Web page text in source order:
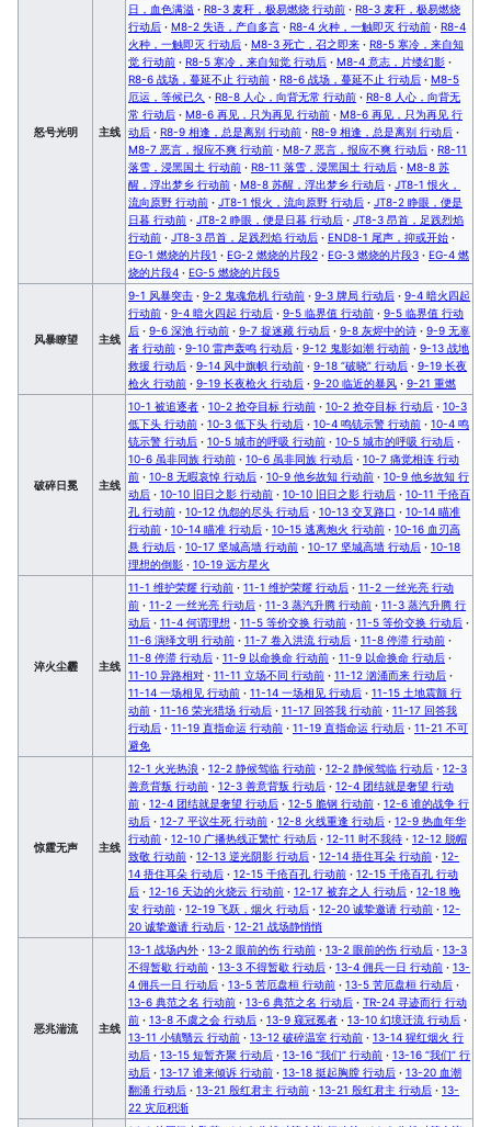
怒号光明 主线
日，血色满溢 · R8-3 麦秆，极易燃烧 行动前 · R8-3 麦秆，极易燃烧
行动后 · M8-2 失语，产自多言 · R8-4 火种，一触即灭 行动前 · R8-4
火种，一触即灭 行动后 · M8-3 死亡，召之即来 · R8-5 寒冷，来自知
觉 行动前 · R8-5 寒冷，来自知觉 行动后 · M8-4 意志，片缕幻影 ·
R8-6 战场，蔓延不止 行动前 · R8-6 战场，蔓延不止 行动后 · M8-5
厄运，等候已久 · R8-8 人心，向背无常 行动前 · R8-8 人心，向背无
常 行动后 · M8-6 再见，只为再见 行动前 · M8-6 再见，只为再见 行
动后 · R8-9 相逢，总是离别 行动前 · R8-9 相逢，总是离别 行动后 ·
M8-7 恶言，报应不爽 行动前 · M8-7 恶言，报应不爽 行动后 · R8-11
落雪，浸黑国土 行动前 · R8-11 落雪，浸黑国土 行动后 · M8-8 苏
醒，浮出梦乡 行动前 · M8-8 苏醒，浮出梦乡 行动后 · JT8-1 恨火，
流向原野 行动前 · JT8-1 恨火，流向原野 行动后 · JT8-2 睁眼，便是
日暮 行动前 · JT8-2 睁眼，便是日暮 行动后 · JT8-3 昂首，足践烈焰
行动前 · JT8-3 昂首，足践烈焰 行动后 · END8-1 尾声，抑或开始 ·
EG-1 燃烧的片段1 · EG-2 燃烧的片段2 · EG-3 燃烧的片段3 · EG-4 燃
烧的片段4 · EG-5 燃烧的片段5
风暴瞭望 主线
9-1 风暴突击 · 9-2 鬼魂危机 行动前 · 9-3 牌局 行动后 · 9-4 暗火四起
行动前 · 9-4 暗火四起 行动后 · 9-5 临界值 行动前 · 9-5 临界值 行动
后 · 9-6 深池 行动前 · 9-7 捉迷藏 行动后 · 9-8 灰烬中的诗 · 9-9 无辜
者 行动前 · 9-10 雷声轰鸣 行动后 · 9-12 鬼影如潮 行动前 · 9-13 战地
救援 行动后 · 9-14 风中旗帜 行动前 · 9-18 “破晓” 行动后 · 9-19 长夜
枪火 行动前 · 9-19 长夜枪火 行动后 · 9-20 临近的暴风 · 9-21 重燃
破碎日冕 主线
10-1 被追逐者 · 10-2 抢夺目标 行动前 · 10-2 抢夺目标 行动后 · 10-3
低下头 行动前 · 10-3 低下头 行动后 · 10-4 鸣铳示警 行动前 · 10-4 鸣
铳示警 行动后 · 10-5 城市的呼吸 行动前 · 10-5 城市的呼吸 行动后 ·
10-6 虽非同族 行动前 · 10-6 虽非同族 行动后 · 10-7 痛觉相连 行动
前 · 10-8 无暇哀悼 行动后 · 10-9 他乡故知 行动前 · 10-9 他乡故知 行
动后 · 10-10 旧日之影 行动前 · 10-10 旧日之影 行动后 · 10-11 千疮百
孔 行动前 · 10-12 仇怨的尽头 行动后 · 10-13 交叉路口 · 10-14 瞄准
行动前 · 10-14 瞄准 行动后 · 10-15 逃离炮火 行动前 · 10-16 血刃高
悬 行动后 · 10-17 坚城高墙 行动前 · 10-17 坚城高墙 行动后 · 10-18
理想的倒影 · 10-19 远方星火
淬火尘霾 主线
11-1 维护荣耀 行动前 · 11-1 维护荣耀 行动后 · 11-2 一丝光亮 行动
前 · 11-2 一丝光亮 行动后 · 11-3 蒸汽升腾 行动前 · 11-3 蒸汽升腾 行
动后 · 11-4 何谓理想 · 11-5 等价交换 行动前 · 11-5 等价交换 行动后 ·
11-6 演绎文明 行动前 · 11-7 卷入洪流 行动后 · 11-8 停滞 行动前 ·
11-8 停滞 行动后 · 11-9 以命换命 行动前 · 11-9 以命换命 行动后 ·
11-10 异路相对 · 11-11 立场不同 行动前 · 11-12 汹涌而来 行动后 ·
11-14 一场相见 行动前 · 11-14 一场相见 行动后 · 11-15 土地震颤 行
动前 · 11-16 荣光猎场 行动后 · 11-17 回答我 行动前 · 11-17 回答我
行动后 · 11-19 直指命运 行动前 · 11-19 直指命运 行动后 · 11-21 不可
避免
惊霆无声 主线
12-1 火光热浪 · 12-2 静候驾临 行动前 · 12-2 静候驾临 行动后 · 12-3
善意背叛 行动前 · 12-3 善意背叛 行动后 · 12-4 团结就是奢望 行动
前 · 12-4 团结就是奢望 行动后 · 12-5 脆钢 行动前 · 12-6 谁的战争 行
动后 · 12-7 平议生死 行动前 · 12-8 火线重逢 行动后 · 12-9 热血年华
行动前 · 12-10 广播热线正繁忙 行动后 · 12-11 时不我待 · 12-12 脱帽
致敬 行动前 · 12-13 逆光阴影 行动后 · 12-14 捂住耳朵 行动前 · 12-
14 捂住耳朵 行动后 · 12-15 千疮百孔 行动前 · 12-15 千疮百孔 行动
后 · 12-16 天边的火烧云 行动前 · 12-17 被弃之人 行动后 · 12-18 晚
安 行动前 · 12-19 飞跃，烟火 行动后 · 12-20 诚挚邀请 行动前 · 12-
20 诚挚邀请 行动后 · 12-21 战场静悄悄
恶兆湍流 主线
13-1 战场内外 · 13-2 眼前的伤 行动前 · 13-2 眼前的伤 行动后 · 13-3
不得暂歇 行动前 · 13-3 不得暂歇 行动后 · 13-4 佣兵一日 行动前 · 13-
4 佣兵一日 行动后 · 13-5 苦厄盘桓 行动前 · 13-5 苦厄盘桓 行动后 ·
13-6 典范之名 行动前 · 13-6 典范之名 行动后 · TR-24 寻迹而行 行动
前 · 13-8 不虞之会 行动后 · 13-9 窥冠冕者 · 13-10 幻境迁流 行动后 ·
13-11 小镇翳云 行动前 · 13-12 破碎温室 行动前 · 13-14 猩红烟火 行
动后 · 13-15 短暂齐聚 行动后 · 13-16 “我们” 行动前 · 13-16 “我们” 行
动后 · 13-17 谁来倾诉 行动前 · 13-18 挺起胸膛 行动后 · 13-20 血潮
翻涌 行动后 · 13-21 殷红君主 行动前 · 13-21 殷红君主 行动后 · 13-
22 灾厄积渐